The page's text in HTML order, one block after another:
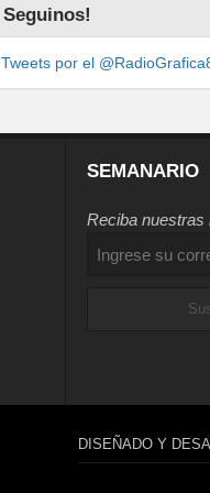
Seguinos!
Tweets por el
SEMANARIO
Reciba nuestras
DISEÑADO Y